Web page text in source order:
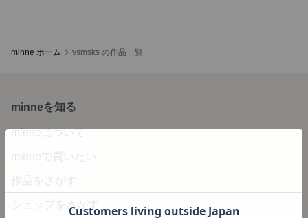
minne ホーム ysmsks の作品一覧
minneを知る
minneについて
minneで買いたい
作品をさがす
ショップをさがす